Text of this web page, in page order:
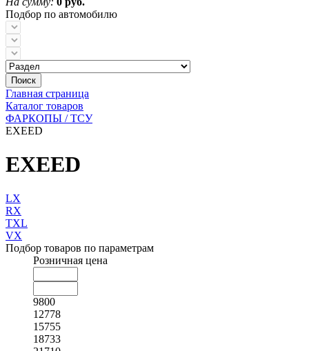
Подбор по автомобилю
Поиск
Главная страница
Каталог товаров
ФАРКОПЫ / ТСУ
EXEED
EXEED
LX
RX
TXL
VX
Подбор товаров по параметрам
Розничная цена
9800
12778
15755
18733